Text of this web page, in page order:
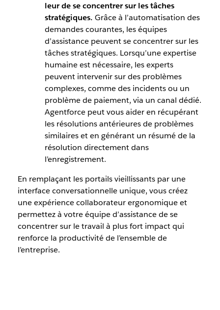
leur de se concentrer sur les tâches
stratégiques. Grâce à l’automatisation des
demandes courantes, les équipes
d’assistance peuvent se concentrer sur les
tâches stratégiques. Lorsqu’une expertise
humaine est nécessaire, les experts
peuvent intervenir sur des problèmes
complexes, comme des incidents ou un
problème de paiement, via un canal dédié.
Agentforce peut vous aider en récupérant
les résolutions antérieures de problèmes
similaires et en générant un résumé de la
résolution directement dans
l’enregistrement.
En remplaçant les portails vieillissants par une
interface conversationnelle unique, vous créez
une expérience collaborateur ergonomique et
permettez à votre équipe d’assistance de se
concentrer sur le travail à plus fort impact qui
renforce la productivité de l’ensemble de
l’entreprise.